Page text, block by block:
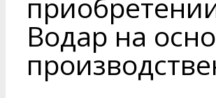
Водар на